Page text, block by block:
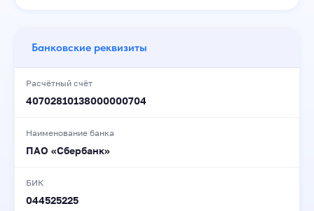
Банковские реквизиты
Расчётный счёт
40702810138000000704
Наименование банка
ПАО «Сбербанк»
БИК
044525225